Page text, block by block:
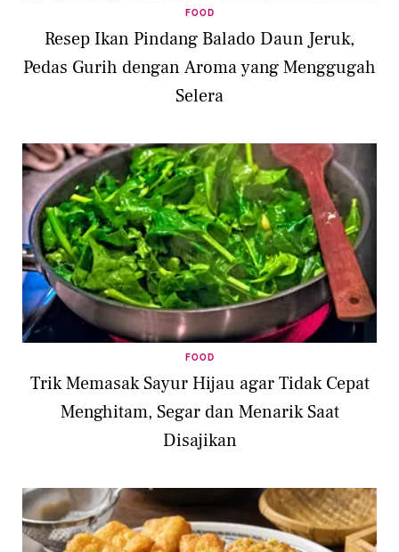
FOOD
Resep Ikan Pindang Balado Daun Jeruk,
Pedas Gurih dengan Aroma yang Menggugah
Selera
FOOD
Trik Memasak Sayur Hijau agar Tidak Cepat
Menghitam, Segar dan Menarik Saat
Disajikan